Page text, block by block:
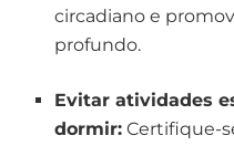
circadiano e
profundo.
Evitar atividades
dormir: Certifique-